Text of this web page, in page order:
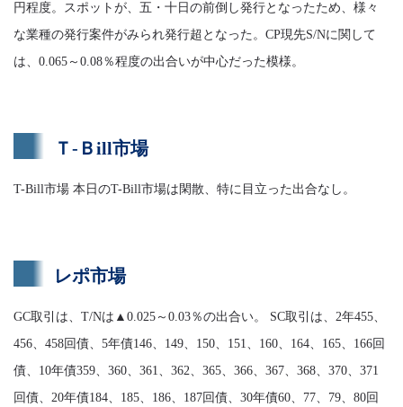
円程度。スポットが、五・十日の前倒し発行となったため、様々
な業種の発行案件がみられ発行超となった。CP現先S/Nに関して
は、0.065～0.08％程度の出合いが中心だった模様。
Ｔ-Ｂill市場
T-Bill市場 本日のT-Bill市場は閑散、特に目立った出合なし。
レポ市場
GC取引は、T/Nは▲0.025～0.03％の出合い。 SC取引は、2年455、
456、458回債、5年債146、149、150、151、160、164、165、166回
債、10年債359、360、361、362、365、366、367、368、370、371
回債、20年債184、185、186、187回債、30年債60、77、79、80回